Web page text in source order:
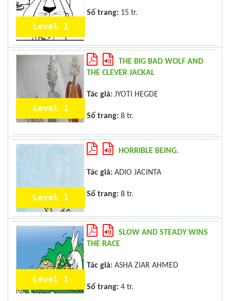
Level 1
Số trang: 15 tr.
Level 1
THE BIG BAD WOLF AND
THE CLEVER JACKAL
Tác giả: JYOTI HEGDE
Số trang: 8 tr.
Level 1
HORRIBLE BEING.
Tác giả: ADIO JACINTA
Số trang: 8 tr.
Level 1
SLOW AND STEADY WINS
THE RACE
Tác giả: ASHA ZIAR AHMED
Số trang: 4 tr.